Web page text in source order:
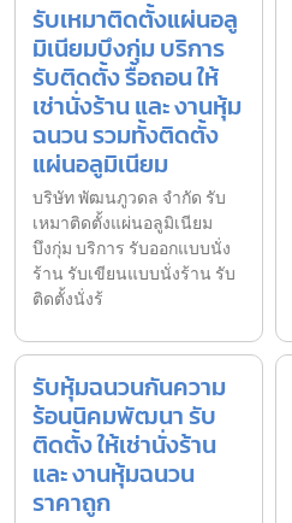
รับเหมาติดตั้งแผ่นอลู
มิเนียมบึงกุ่ม บริการ
รับติดตั้ง รื้อถอน ให้
เช่านั่งร้าน และ งานหุ้ม
ฉนวน รวมทั้งติดตั้ง
แผ่นอลูมิเนียม
บริษัท พัฒนภูวดล จำกัด รับ
เหมาติดตั้งแผ่นอลูมิเนียม
บึงกุ่ม บริการ รับออกแบบนั่ง
ร้าน รับเขียนแบบนั่งร้าน รับ
ติดตั้งนั่งร้
รับหุ้มฉนวนกันความ
ร้อนนิคมพัฒนา รับ
ติดตั้ง ให้เช่านั่งร้าน
และ งานหุ้มฉนวน
ราคาถูก